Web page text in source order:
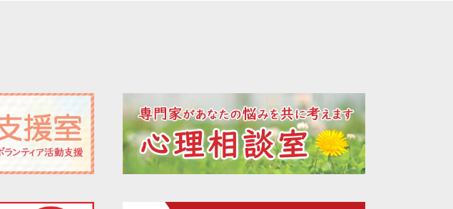
2022年06月
2022年05月
2022年04月
2022年03月
2022年01月